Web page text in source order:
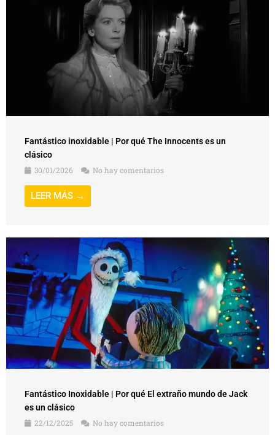
Fantástico inoxidable | Por qué The Innocents es un
clásico
30/01/2026
No hay comentarios
LEER MÁS →
Fantástico Inoxidable | Por qué El extraño mundo de Jack
es un clásico
22/12/2025
No hay comentarios